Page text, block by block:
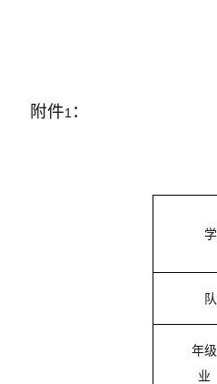
附件1：
年
业